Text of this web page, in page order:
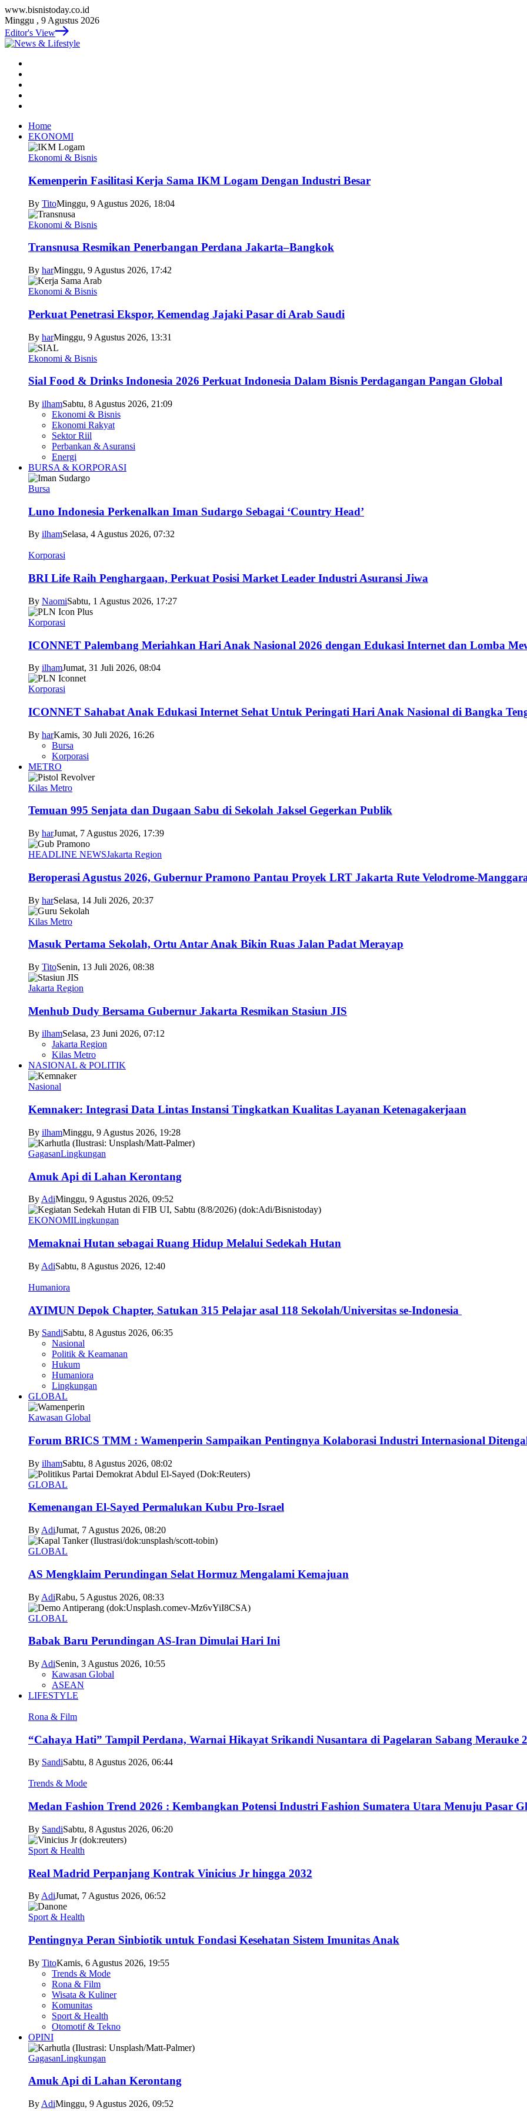
www.bisnistoday.co.id
Minggu , 9 Agustus 2026
Editor's View
Home
EKONOMI
Ekonomi & Bisnis
Kemenperin Fasilitasi Kerja Sama IKM Logam Dengan Industri Besar
By TitoMinggu, 9 Agustus 2026, 18:04
Ekonomi & Bisnis
Transnusa Resmikan Penerbangan Perdana Jakarta–Bangkok
By harMinggu, 9 Agustus 2026, 17:42
Ekonomi & Bisnis
Perkuat Penetrasi Ekspor, Kemendag Jajaki Pasar di Arab Saudi
By harMinggu, 9 Agustus 2026, 13:31
Ekonomi & Bisnis
Sial Food & Drinks Indonesia 2026 Perkuat Indonesia Dalam Bisnis Perdagangan Pangan Global
By ilhamSabtu, 8 Agustus 2026, 21:09
Ekonomi & Bisnis
Ekonomi Rakyat
Sektor Riil
Perbankan & Asuransi
Energi
BURSA & KORPORASI
Bursa
Luno Indonesia Perkenalkan Iman Sudargo Sebagai ‘Country Head’
By ilhamSelasa, 4 Agustus 2026, 07:32
Korporasi
BRI Life Raih Penghargaan, Perkuat Posisi Market Leader Industri Asuransi Jiwa
By NaomiSabtu, 1 Agustus 2026, 17:27
Korporasi
ICONNET Palembang Meriahkan Hari Anak Nasional 2026 dengan Edukasi Internet dan Lomba
By ilhamJumat, 31 Juli 2026, 08:04
Korporasi
ICONNET Sahabat Anak Edukasi Internet Sehat Untuk Peringati Hari Anak Nasional di Bangka
By harKamis, 30 Juli 2026, 16:26
Bursa
Korporasi
METRO
Kilas Metro
Temuan 995 Senjata dan Dugaan Sabu di Sekolah Jaksel Gegerkan Publik
By harJumat, 7 Agustus 2026, 17:39
HEADLINE NEWSJakarta Region
Beroperasi Agustus 2026, Gubernur Pramono Pantau Proyek LRT Jakarta Rute Velodrome-
By harSelasa, 14 Juli 2026, 20:37
Kilas Metro
Masuk Pertama Sekolah, Ortu Antar Anak Bikin Ruas Jalan Padat Merayap
By TitoSenin, 13 Juli 2026, 08:38
Jakarta Region
Menhub Dudy Bersama Gubernur Jakarta Resmikan Stasiun JIS
By ilhamSelasa, 23 Juni 2026, 07:12
Jakarta Region
Kilas Metro
NASIONAL & POLITIK
Nasional
Kemnaker: Integrasi Data Lintas Instansi Tingkatkan Kualitas Layanan Ketenagakerjaan
By ilhamMinggu, 9 Agustus 2026, 19:28
GagasanLingkungan
Amuk Api di Lahan Kerontang
By AdiMinggu, 9 Agustus 2026, 09:52
EKONOMILingkungan
Memaknai Hutan sebagai Ruang Hidup Melalui Sedekah Hutan
By AdiSabtu, 8 Agustus 2026, 12:40
Humaniora
AYIMUN Depok Chapter, Satukan 315 Pelajar asal 118 Sekolah/Universitas se-Indonesia
By SandiSabtu, 8 Agustus 2026, 06:35
Nasional
Politik & Keamanan
Hukum
Humaniora
Lingkungan
GLOBAL
Kawasan Global
Forum BRICS TMM : Wamenperin Sampaikan Pentingnya Kolaborasi Industri Internasional
By ilhamSabtu, 8 Agustus 2026, 08:02
GLOBAL
Kemenangan El-Sayed Permalukan Kubu Pro-Israel
By AdiJumat, 7 Agustus 2026, 08:20
GLOBAL
AS Mengklaim Perundingan Selat Hormuz Mengalami Kemajuan
By AdiRabu, 5 Agustus 2026, 08:33
GLOBAL
Babak Baru Perundingan AS-Iran Dimulai Hari Ini
By AdiSenin, 3 Agustus 2026, 10:55
Kawasan Global
ASEAN
LIFESTYLE
Rona & Film
“Cahaya Hati” Tampil Perdana, Warnai Hikayat Srikandi Nusantara di Pagelaran Sabang Merauke
By SandiSabtu, 8 Agustus 2026, 06:44
Trends & Mode
Medan Fashion Trend 2026 : Kembangkan Potensi Industri Fashion Sumatera Utara Menuju Pasar
By SandiSabtu, 8 Agustus 2026, 06:20
Sport & Health
Real Madrid Perpanjang Kontrak Vinicius Jr hingga 2032
By AdiJumat, 7 Agustus 2026, 06:52
Sport & Health
Pentingnya Peran Sinbiotik untuk Fondasi Kesehatan Sistem Imunitas Anak
By TitoKamis, 6 Agustus 2026, 19:55
Trends & Mode
Rona & Film
Wisata & Kuliner
Komunitas
Sport & Health
Otomotif & Tekno
OPINI
GagasanLingkungan
Amuk Api di Lahan Kerontang
By AdiMinggu, 9 Agustus 2026, 09:52